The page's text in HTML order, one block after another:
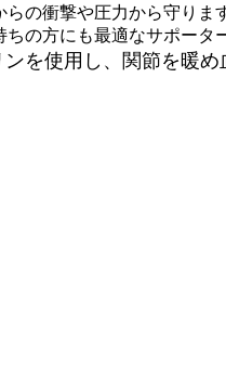
らの衝撃や圧力から守りま
の方にも最適なサポータ
を使用し、関節を暖め